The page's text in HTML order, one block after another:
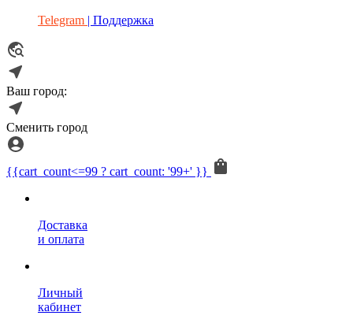
Telegram | Поддержка
Ваш город:
Сменить город
{{cart_count<=99 ? cart_count: '99+' }}
Доставка
и оплата
Личный
кабинет